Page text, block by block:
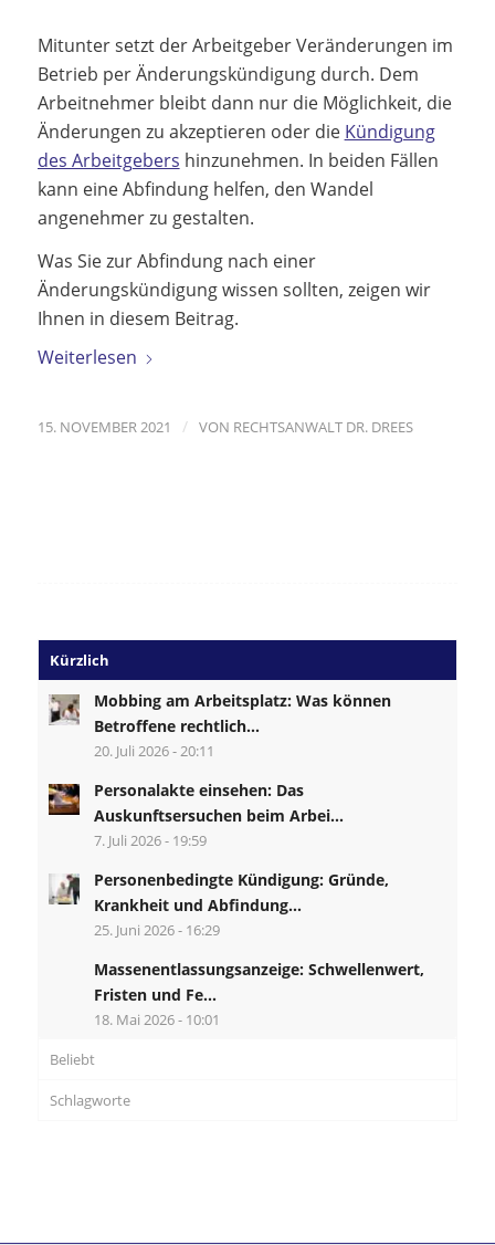
Mitunter setzt der Arbeitgeber Veränderungen im
Betrieb per Änderungskündigung durch. Dem
Arbeitnehmer bleibt dann nur die Möglichkeit, die
Änderungen zu akzeptieren oder die Kündigung
des Arbeitgebers hinzunehmen. In beiden Fällen
kann eine Abfindung helfen, den Wandel
angenehmer zu gestalten.
Was Sie zur Abfindung nach einer
Änderungskündigung wissen sollten, zeigen wir
Ihnen in diesem Beitrag.
Weiterlesen
15. NOVEMBER 2021 / VON RECHTSANWALT DR. DREES
Kürzlich
Mobbing am Arbeitsplatz: Was können
Betroffene rechtlich...
20. Juli 2026 - 20:11
Personalakte einsehen: Das
Auskunftsersuchen beim Arbei...
7. Juli 2026 - 19:59
Personenbedingte Kündigung: Gründe,
Krankheit und Abfindung...
25. Juni 2026 - 16:29
Massenentlassungsanzeige: Schwellenwert,
Fristen und Fe...
18. Mai 2026 - 10:01
Beliebt
Schlagworte